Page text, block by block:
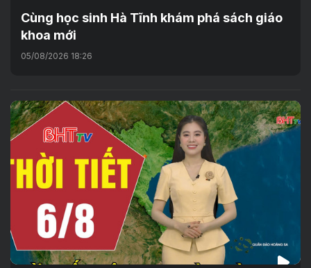
Cùng học sinh Hà Tĩnh khám phá sách giáo
khoa mới
05/08/2026 18:26